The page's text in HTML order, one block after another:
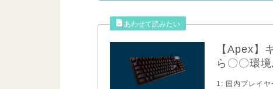
【Apex】
ら〇〇環
1: 国内プレイ